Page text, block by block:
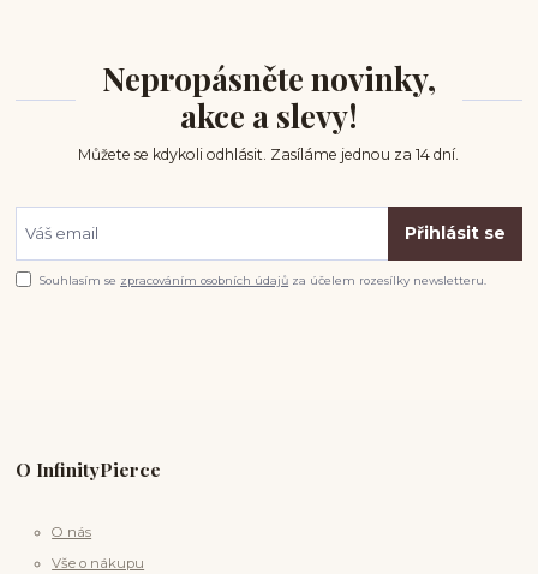
Nepropásněte novinky,
akce a slevy!
Můžete se kdykoli odhlásit. Zasíláme jednou za 14 dní.
Přihlásit se
Souhlasím se zpracováním osobních údajů za účelem rozesílky newsletteru.
O InfinityPierce
O nás
Vše o nákupu